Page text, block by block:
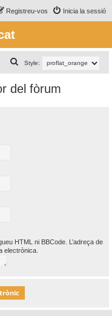
Inicia la sessió
Registreu-vos
Style:
e
r
del fòrum
HTML ni BBCode. L’adreça de
electrònica.